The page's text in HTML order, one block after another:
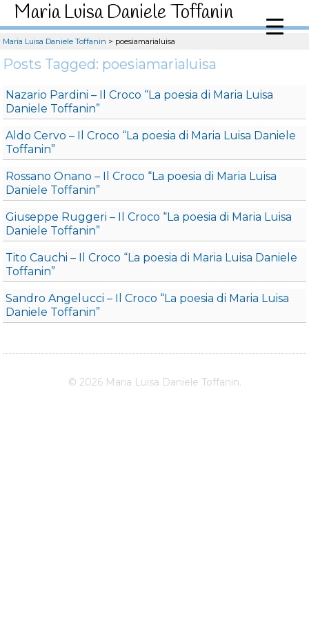
Maria Luisa Daniele Toffanin
Maria Luisa Daniele Toffanin > poesiamarialuisa
Posts Tagged: poesiamarialuisa
Nazario Pardini – Il Croco “La poesia di Maria Luisa
Daniele Toffanin”
Aldo Cervo – Il Croco “La poesia di Maria Luisa Daniele
Toffanin”
Rossano Onano – Il Croco “La poesia di Maria Luisa
Daniele Toffanin”
Giuseppe Ruggeri – Il Croco “La poesia di Maria Luisa
Daniele Toffanin”
Tito Cauchi – Il Croco “La poesia di Maria Luisa Daniele
Toffanin”
Sandro Angelucci – Il Croco “La poesia di Maria Luisa
Daniele Toffanin”
© 2026 Maria Luisa Daniele Toffanin.